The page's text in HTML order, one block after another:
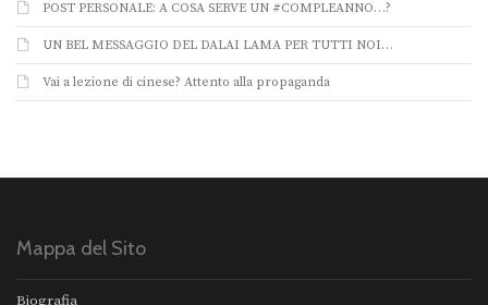
POST PERSONALE: A COSA SERVE UN #COMPLEANNO…?
UN BEL MESSAGGIO DEL DALAI LAMA PER TUTTI NOI…
Vai a lezione di cinese? Attento alla propaganda
Mappa del Sito
Biografia